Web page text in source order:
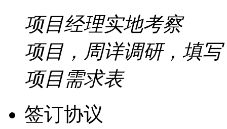
项目经理实地考察
项目，周详调研，填写
项目需求表
签订协议